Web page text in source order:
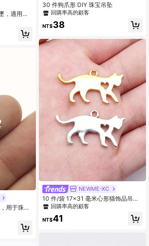
，適用於
用于珠宝
30 件狗爪形 DIY 珠宝吊坠
回購率高的顧客
NT$38
NEWME-XC
10 件/袋 17x31 毫米心形猫饰品吊坠
用于珠宝制作 DIY 手工工艺品用品 用
回購率高的顧客
NT$41